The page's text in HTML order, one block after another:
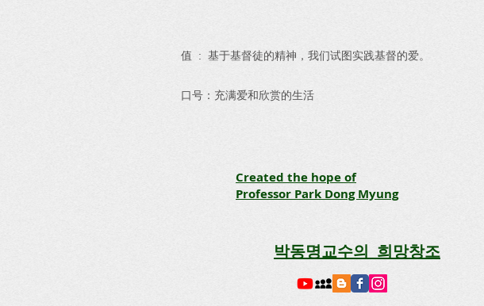
值 : 基于基督徒的精神，我们试图实践基督的爱。
口号：充满爱和欣赏的生活
Created the hope of
Professor Park Dong Myung
박동명교수의 희망창조